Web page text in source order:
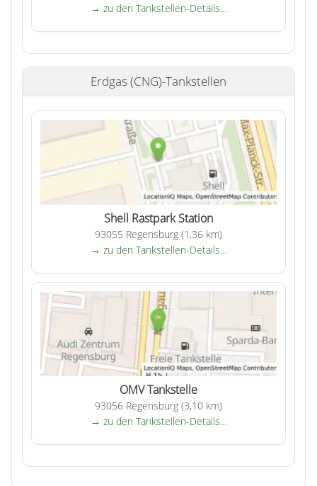
→ zu den Tankstellen-Details…
Erdgas (CNG)-Tankstellen
Shell Rastpark Station
93055 Regensburg (1,36 km)
→ zu den Tankstellen-Details…
OMV Tankstelle
93056 Regensburg (3,10 km)
→ zu den Tankstellen-Details…